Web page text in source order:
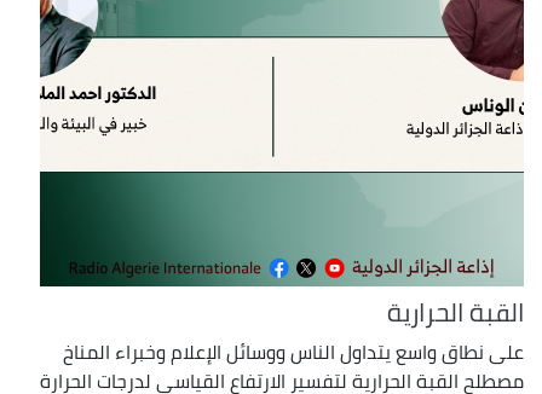
القبة الحرارية
على نطاق واسع يتداول الناس ووسائل الإعلام وخبراء المناخ
مصطلح القبة الحرارية لتفسير الارتفاع القياسي لدرجات الحرارة